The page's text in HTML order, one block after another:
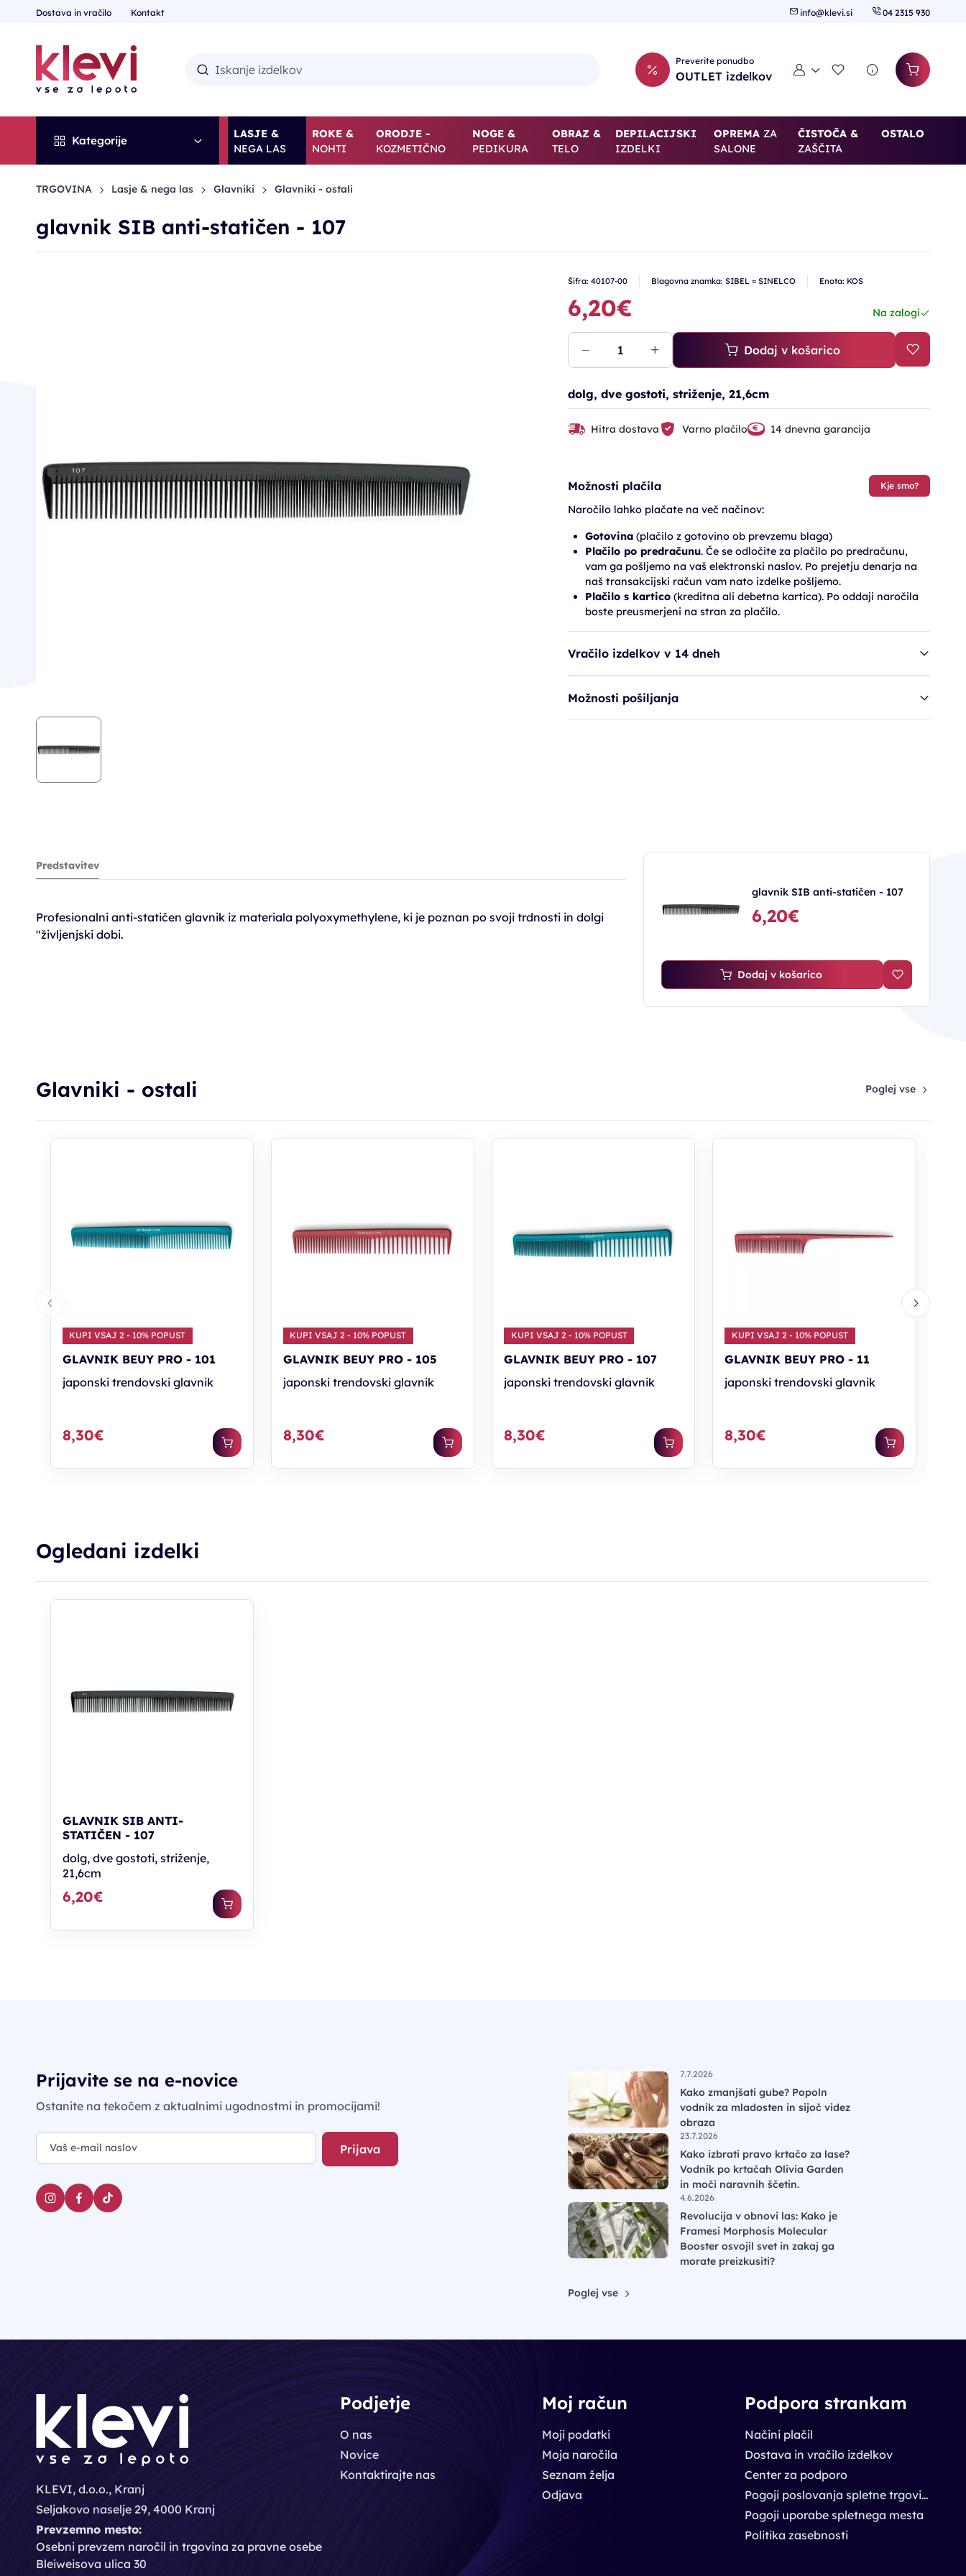
Dostava in vračilo Kontakt info@klevi.si 04 2315 930
Preverite ponudbo
OUTLET izdelkov Moj računSeznam želja
Kategorije
LASJE &
NEGA LAS
ROKE &
NOHTI
ORODJE -
KOZMETIČNO
NOGE &
PEDIKURA
OBRAZ &
TELO
DEPILACIJSKI
IZDELKI
OPREMAZA
SALONE
ČISTOČA &
ZAŠČITA
OSTALO
TRGOVINA Lasje & nega las Glavniki Glavniki - ostali
glavnik SIB anti-statičen - 107
Šifra: 40107-00 Blagovna znamka: SIBEL = SINELCO Enota: KOS
6,20€ Na zalogi
Dodaj v košarico
dolg, dve gostoti, striženje, 21,6cm
Hitra dostava Varno plačilo 14 dnevna garancija
Možnosti plačila Kje smo?
Naročilo lahko plačate na več načinov:
Gotovina(plačilo z gotovino ob prevzemu blaga)
Plačilo po predračunu. Če se odločite za plačilo po predračunu,
vam ga pošljemo na vaš elektronski naslov. Po prejetju denarja na
naš transakcijski račun vam nato izdelke pošljemo.
Plačilo s kartico(kreditna ali debetna kartica). Po oddaji naročila
boste preusmerjeni na stran za plačilo.
Vračilo izdelkov v 14 dneh
Možnosti pošiljanja
Predstavitev
Profesionalni anti-statičen glavnik iz materiala polyoxymethylene, ki je poznan po svoji trdnosti in dolgi
"življenjski dobi.
glavnik SIB anti-statičen - 107
6,20€
Dodaj v košarico
Glavniki - ostali Poglej vse
KUPI VSAJ 2 - 10% POPUST
GLAVNIK BEUY PRO - 101
japonski trendovski glavnik
8,30€
KUPI VSAJ 2 - 10% POPUST
GLAVNIK BEUY PRO - 105
japonski trendovski glavnik
8,30€
KUPI VSAJ 2 - 10% POPUST
GLAVNIK BEUY PRO - 107
japonski trendovski glavnik
8,30€
KUPI VSAJ 2 - 10% POPUST
GLAVNIK BEUY PRO - 11
japonski trendovski glavnik
8,30€
Ogledani izdelki
GLAVNIK SIB ANTI-
STATIČEN - 107
dolg, dve gostoti, striženje,
21,6cm
6,20€
Prijavite se na e-novice
Ostanite na tekočem z aktualnimi ugodnostmi in promocijami!
Prijava
7.7.2026
Kako zmanjšati gube? Popoln
vodnik za mladosten in sijoč videz
obraza
23.7.2026
Kako izbrati pravo krtačo za lase?
Vodnik po krtačah Olivia Garden
in moči naravnih ščetin.
4.6.2026
Revolucija v obnovi las: Kako je
Framesi Morphosis Molecular
Booster osvojil svet in zakaj ga
morate preizkusiti?
Poglej vse
KLEVI, d.o.o., Kranj
Seljakovo naselje 29, 4000 Kranj
Prevzemno mesto:
Osebni prevzem naročil in trgovina za pravne osebe
Bleiweisova ulica 30
Podjetje
O nas
Novice
Kontaktirajte nas
Moj račun
Moji podatki
Moja naročila
Seznam želja
Odjava
Podpora strankam
Načini plačil
Dostava in vračilo izdelkov
Center za podporo
Pogoji poslovanja spletne trgovine
Pogoji uporabe spletnega mesta
Politika zasebnosti